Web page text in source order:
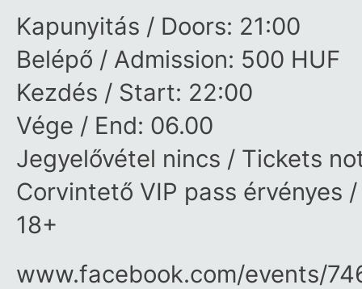
Kapunyitás / Doors: 21:00
Belépő / Admission: 500 HUF
Kezdés / Start: 22:00
Vége / End: 06.00
Jegyelővétel nincs / Tickets
Corvintető VIP pass érvényes
18+
www.facebook.com/​events/​